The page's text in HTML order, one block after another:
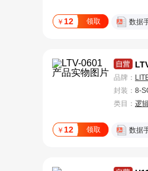
￥ 12 领取 数据
品牌：
封装： 8-
类目： 逻
￥ 12 领取 数据